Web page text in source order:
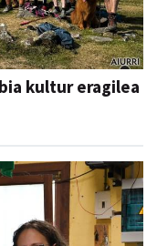
kultur eragilea